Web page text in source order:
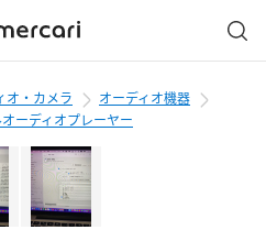
オ・カメラ
オーディオ機器
ーディオプレーヤー